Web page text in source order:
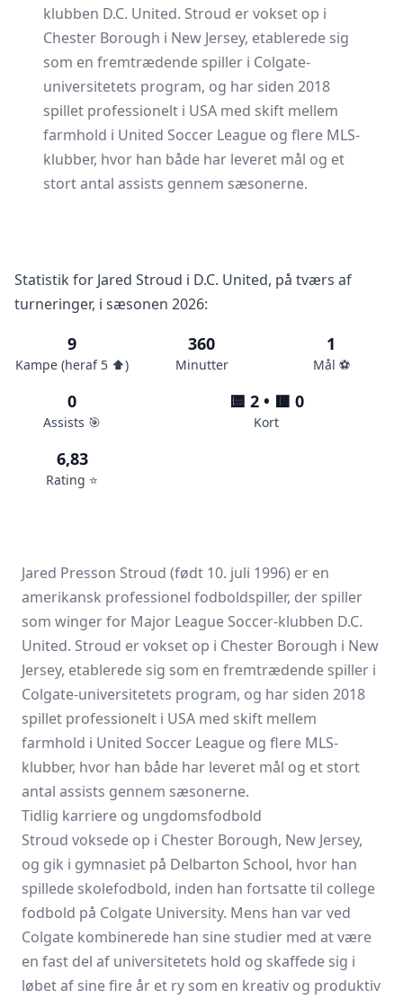
klubben D.C. United. Stroud er vokset op i
Chester Borough i New Jersey, etablerede sig
som en fremtrædende spiller i Colgate-
universitetets program, og har siden 2018
spillet professionelt i USA med skift mellem
farmhold i United Soccer League og flere MLS-
klubber, hvor han både har leveret mål og et
stort antal assists gennem sæsonerne.
Statistik for Jared Stroud i D.C. United, på tværs af
turneringer, i sæsonen 2026:
9
Kampe (heraf 5 ⬆️)
360
Minutter
1
Mål ⚽️
0
Assists 🎯
🟨 2 • 🟥 0
Kort
6,83
Rating ⭐️
Jared Presson Stroud (født 10. juli 1996) er en
amerikansk professionel fodboldspiller, der spiller
som winger for Major League Soccer-klubben D.C.
United. Stroud er vokset op i Chester Borough i New
Jersey, etablerede sig som en fremtrædende spiller i
Colgate-universitetets program, og har siden 2018
spillet professionelt i USA med skift mellem
farmhold i United Soccer League og flere MLS-
klubber, hvor han både har leveret mål og et stort
antal assists gennem sæsonerne.
Tidlig karriere og ungdomsfodbold
Stroud voksede op i Chester Borough, New Jersey,
og gik i gymnasiet på Delbarton School, hvor han
spillede skolefodbold, inden han fortsatte til college
fodbold på Colgate University. Mens han var ved
Colgate kombinerede han sine studier med at være
en fast del af universitetets hold og skaffede sig i
løbet af sine fire år et ry som en kreativ og produktiv